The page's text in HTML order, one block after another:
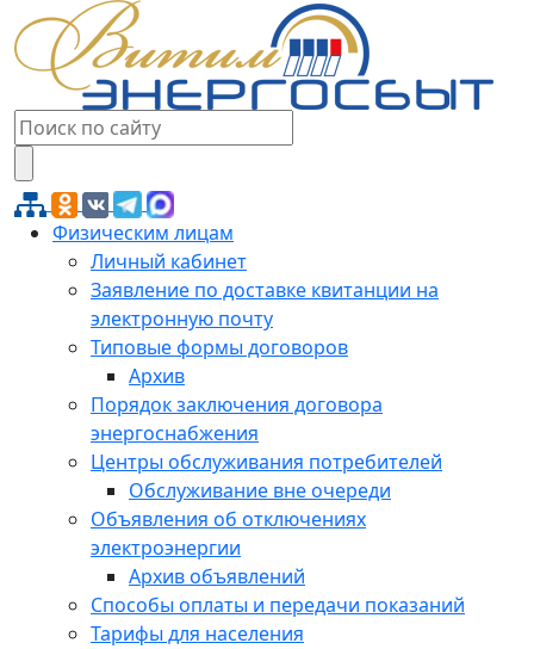
Физическим лицам
Личный кабинет
Заявление по доставке квитанции на
электронную почту
Типовые формы договоров
Архив
Порядок заключения договора
энергоснабжения
Центры обслуживания потребителей
Обслуживание вне очереди
Объявления об отключениях
электроэнергии
Архив объявлений
Способы оплаты и передачи показаний
Тарифы для населения